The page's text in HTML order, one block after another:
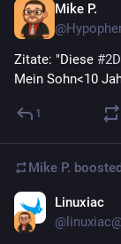
Mike P.
Zitate: "Diese #2D
Mein Sohn<10
1
Mike P.
Linuxiac